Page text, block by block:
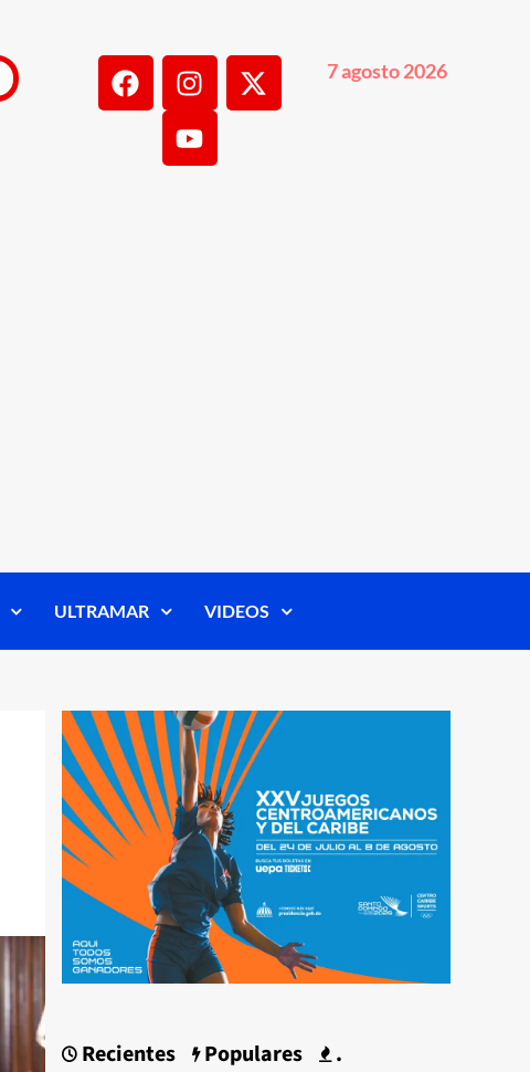
7 agosto 2026
ULTRAMAR VIDEOS
Recientes Populares .